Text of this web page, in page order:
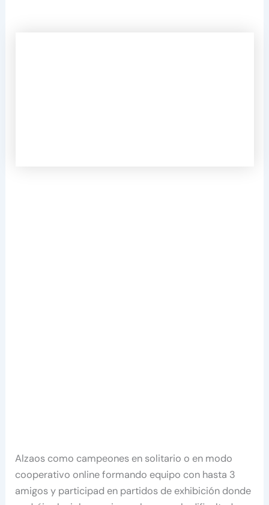
Alzaos como campeones en solitario o en modo
cooperativo online formando equipo con hasta 3
amigos y participad en partidos de exhibición donde